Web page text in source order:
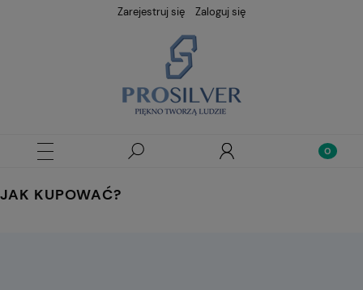
Zarejestruj się Zaloguj się
JAK KUPOWAĆ?